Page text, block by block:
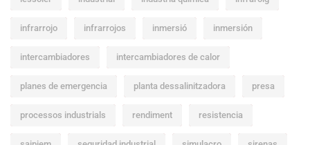
infrarrojo infrarrojos inmersió inmersión
intercambiadores intercambiadores de calor
planes de emergencia planta dessalinitzadora presa
processos industrials rendiment resistencia